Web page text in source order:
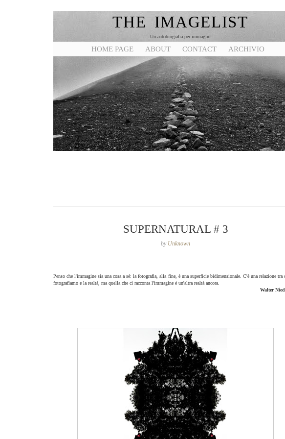
THE IMAGELIST
Un autobiografia per immagini
HOME PAGE ABOUT CONTACT ARCHIVIO
SUPERNATURAL # 3
by Unknown
Penso che l'immagine sia una cosa a sé: la fotografia, alla fine, è una superficie bidimensionale. C'è una relazione tra
fotografiamo e la realtà, ma quella che ci racconta l'immagine è un'altra realtà ancora.
Walter